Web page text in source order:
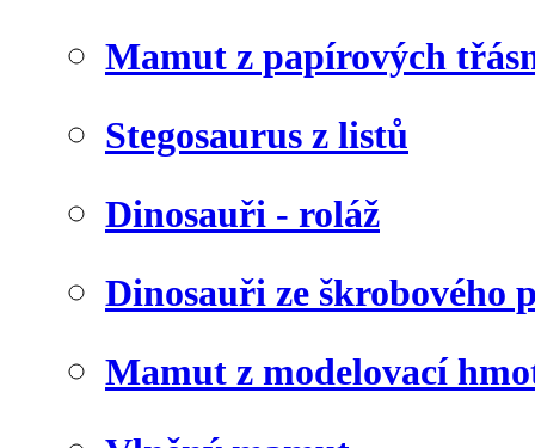
Mamut z papírových
Stegosaurus z listů
Dinosauři - roláž
Dinosauři ze škrobového
Mamut z modelovací